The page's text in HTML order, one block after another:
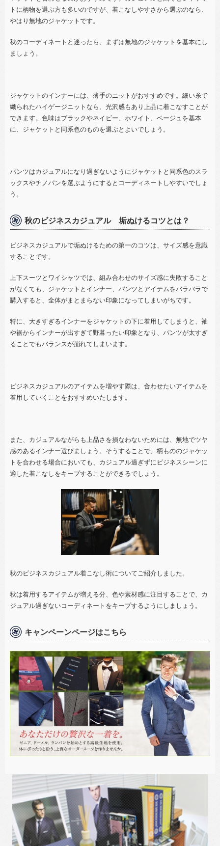
トに柄物を選ぶ方も多いのですが、着こなしやすさから選ぶのなら、
やはり無地のジャケットです。
秋のコーディネートと迷ったら、まずは無地のジャケットを基本にし
ましょう。
ジャケットのインナーには、薄手のニットがおすすめです。細い糸で
織られたハイゲージニットなら、光沢感もあり上品に着こなすことが
できます。色味はブラックやネイビー、ホワイト、ベージュを基本
に、ジャケットと同系色のものを選ぶとよいでしょう。
パンツはカジュアルになり過ぎないようにジャケットと同系色のスラ
ックスやチノパンを選ぶようにするとコーディネートしやすいでしょ
う。
秋のビジネスカジュアル 垢ぬけるコツとは？
ビジネスカジュアルで垢ぬけるための第一のコツは、サイズ感を意識
することです。
上下スーツとワイシャツでは、組み合わせのサイズ感に失敗すること
がなくても、ジャケットとインナー、パンツとアイテムをバラバラで
購入すると、全体がまとまらない印象になってしまいがちです。
特に、大きすぎるインナーをジャケットの下に着用してしまうと、袖
や裾からインナーが出すぎて野暮ったい印象となり、 パンツが太すぎ
ることでもバランスが崩れてしまいます。
ビジネスカジュアルのアイテムを増やす際は、合わせたいアイテムを
着用していくことをおすすめいたします。
また、カジュアルながらも上品さを損なわないためには、無地でツヤ
感のあるインナー選びましょう。そうすることで、柄もののジャケッ
トを合わせる場合においても、カジュアル過ぎずにビジネスシーンに
適した着こなしをキープすることができるでしょう。
秋のビジネスカジュアル着こなし術についてご紹介しました。
秋は着用するアイテムが増える分、色や素材感に注目することで、カ
ジュアル過ぎないコーディネートをキープするようにしましょう。
キャンペーンページはこちら